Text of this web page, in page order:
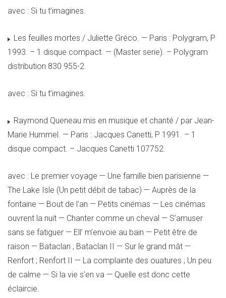
avec : Si tu t’imagines.
Les feuilles mortes / Juliette Gréco. — Paris : Polygram, P
1993. – 1 disque compact. — (Master serie). – Polygram
distribution 830 955-2.
avec : Si tu t’imagines.
Raymond Queneau mis en musique et chanté / par Jean-
Marie Hummel. — Paris : Jacques Canetti, P 1991. – 1
disque compact. – Jacques Canetti 107752.
avec : Le premier voyage — Une famille bien parisienne —
The Lake Isle (Un petit débit de tabac) — Auprès de la
fontaine — Bout de l’an — Petits cinémas — Les cinémas
ouvrent la nuit — Chanter comme un cheval — S’amuser
sans se fatiguer — Ell’ m’envoie au bain — Petit être de
raison — Bataclan ; Bataclan II — Sur le grand mât —
Renfort ; Renfort II — La complainte des ouatures ; Un peu
de calme — Si la vie s’en va — Quelle est donc cette
éclaircie.